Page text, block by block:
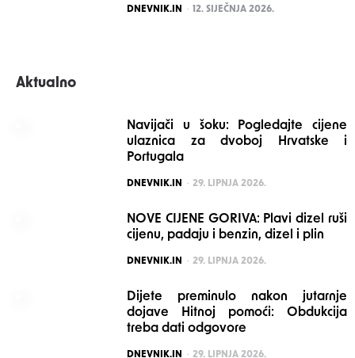
POSTED
DNEVNIK.IN 12. SIJEČNJA 2026.
Aktualno
Navijači u šoku: Pogledajte cijene
ulaznica za dvoboj Hrvatske i
Portugala
POSTED
DNEVNIK.IN 29. LIPNJA 2026.
NOVE CIJENE GORIVA: Plavi dizel ruši
cijenu, padaju i benzin, dizel i plin
POSTED
DNEVNIK.IN 29. LIPNJA 2026.
Dijete preminulo nakon jutarnje
dojave Hitnoj pomoći: Obdukcija
treba dati odgovore
POSTED
DNEVNIK.IN 29. LIPNJA 2026.